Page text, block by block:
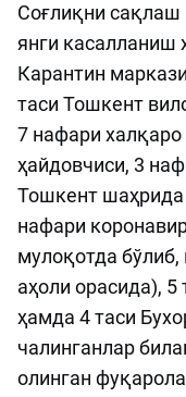
Соғлиқни сақлаш
янги касалланиш
Карантин
таси Тошкент
7 нафари
ҳайдовчиси, 3
Тошкент
нафари
мулоқотда бўлиб,
аҳоли орасида),
ҳамда 4 таси
чалинганлар
олинган